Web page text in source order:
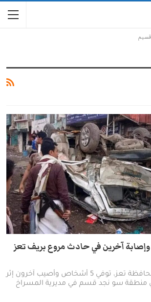
في حادث مروع هز محافظة تعز، توفي 5 أشخاص وأصيب آخرون إثر
منطقة سو نجد قسم في مديرية المسراخ